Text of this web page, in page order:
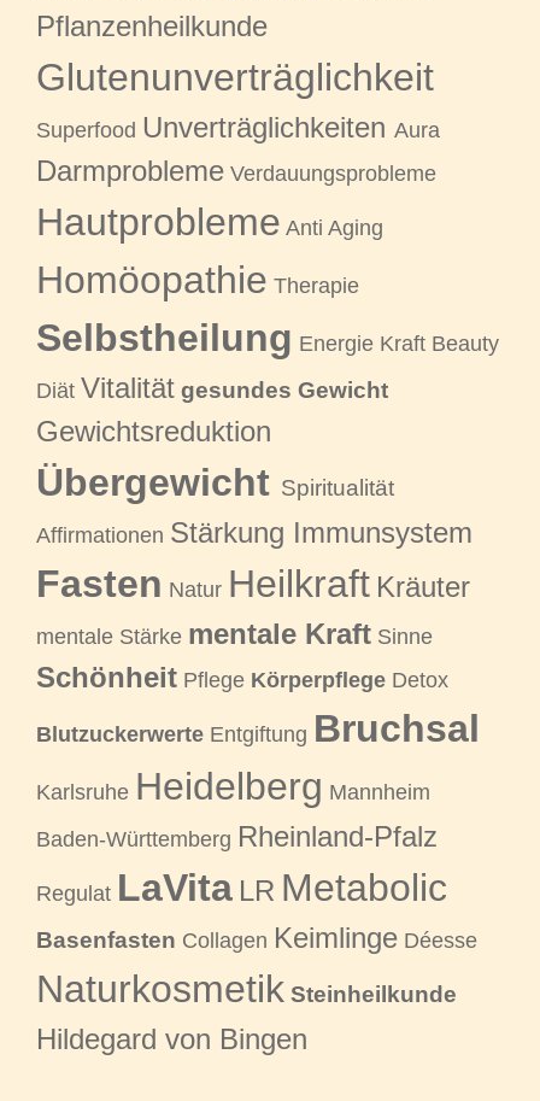
Pflanzenheilkunde
Glutenunverträglichkeit
Superfood Unverträglichkeiten Aura
Darmprobleme Verdauungsprobleme
Hautprobleme Anti Aging
Homöopathie Therapie
Selbstheilung Energie Kraft Beauty
Diät Vitalität gesundes Gewicht
Gewichtsreduktion
Übergewicht Spiritualität
Affirmationen Stärkung Immunsystem
Fasten Natur Heilkraft Kräuter
mentale Stärke mentale Kraft Sinne
Schönheit Pflege Körperpflege Detox
Blutzuckerwerte Entgiftung Bruchsal
Karlsruhe Heidelberg Mannheim
Baden-Württemberg Rheinland-Pfalz
Regulat LaVita LR Metabolic
Basenfasten Collagen Keimlinge Déesse
Naturkosmetik Steinheilkunde
Hildegard von Bingen